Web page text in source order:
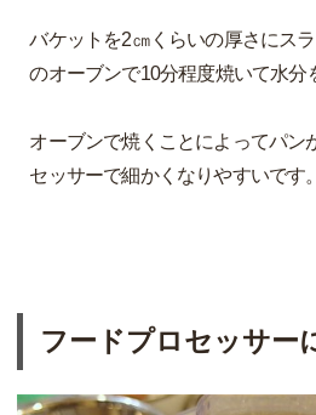
バケットを2㎝くらいの厚さにス
のオーブンで10分程度焼いて水分
オーブンで焼くことによってパン
セッサーで細かくなりやすいです。
フードプロセッサー